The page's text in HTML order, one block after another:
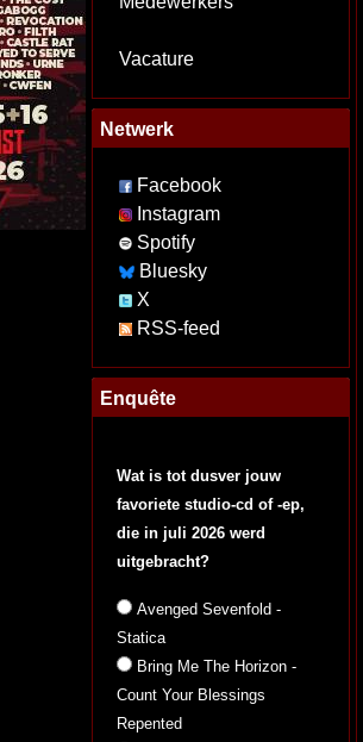
Vacature
Netwerk
Facebook
Instagram
Spotify
Bluesky
X
RSS-feed
Enquête
Wat is tot dusver jouw
favoriete studio-cd of -ep,
die in juli 2026 werd
uitgebracht?
Avenged Sevenfold -
Statica
Bring Me The Horizon -
Count Your Blessings
Repented